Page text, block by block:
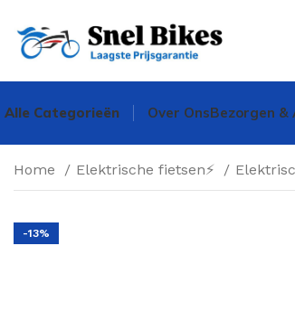
Alle Categorieën Over OnsBezorgen &
Home Elektrische fietsen⚡
-13%